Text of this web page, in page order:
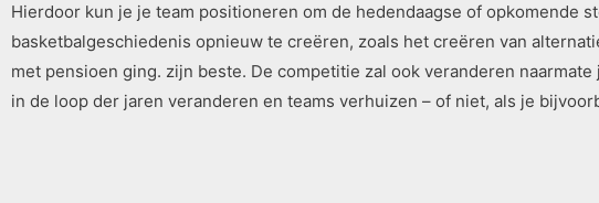
Hierdoor kun je je team positioneren om de hedendaagse of opkomende
basketbalgeschiedenis opnieuw te creëren, zoals het creëren van
met pensioen ging. zijn beste. De competitie zal ook veranderen
in de loop der jaren veranderen en teams verhuizen – of niet, als je